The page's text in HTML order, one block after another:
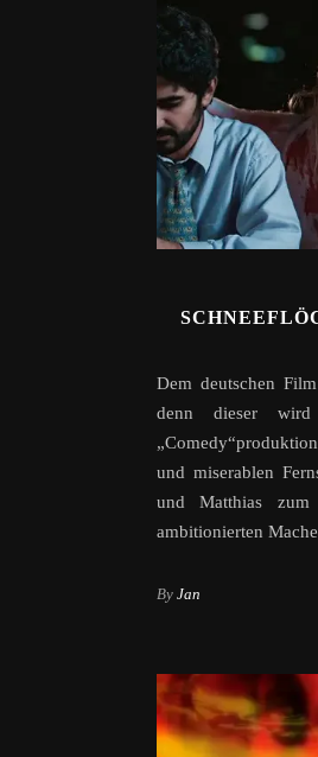
Dem deutschen
denn dieser
und miserablen
und Matthias
ambitionierten
By Jan